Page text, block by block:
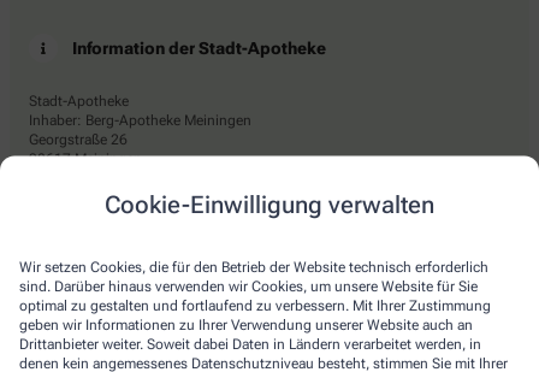
Cookie-Einwilligung verwalten
Wir setzen Cookies, die für den Betrieb der Website technisch erforderlich
sind. Darüber hinaus verwenden wir Cookies, um unsere Website für Sie
optimal zu gestalten und fortlaufend zu verbessern. Mit Ihrer Zustimmung
geben wir Informationen zu Ihrer Verwendung unserer Website auch an
Drittanbieter weiter. Soweit dabei Daten in Ländern verarbeitet werden, in
denen kein angemessenes Datenschutzniveau besteht, stimmen Sie mit Ihrer
Information der Stadt-Apotheke
Stadt-Apotheke
Inhaber: Berg-Apotheke Meiningen
Georgstraße 26
98617 Meiningen
Sie haben Fragen?
Kontaktieren Sie uns direkt.
Zahlarten
Bar oder mit einer anderen akzeptierten Zahlungsart Ihrer Apotheke vor Ort.